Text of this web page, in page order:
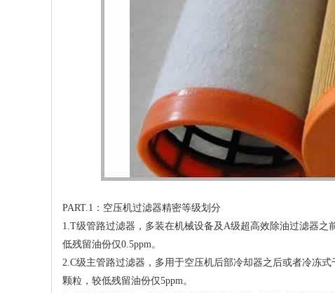
PART.1：空压机过滤器精密等级划分
1.T级管路过滤器，多装在机械设备及A级超高效除油过滤器
低残留油份仅0.5ppm。
2.C级主管路过滤器，多用于空压机后部冷却器之后或者冷冻
颗粒，较低残留油份仅5ppm。